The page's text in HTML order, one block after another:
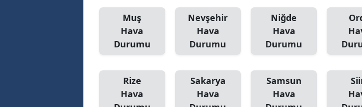
Muş
Hava
Durumu
Nevşehir
Hava
Durumu
Niğde
Hava
Durumu
Rize
Hava
Sakarya
Hava
Samsun
Hava